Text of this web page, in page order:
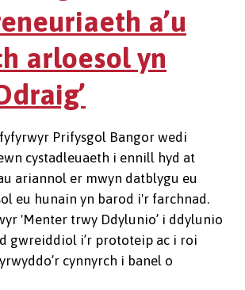
a’u
arloesol yn
Prifysgol Bangor wedi
cystadleuaeth i ennill hyd at
ariannol er mwyn datblygu eu
eu hunain yn barod i'r farchnad.
'Menter trwy Ddylunio’ i ddylunio
gwreiddiol i’r prototeip ac i roi
cynnyrch i banel o